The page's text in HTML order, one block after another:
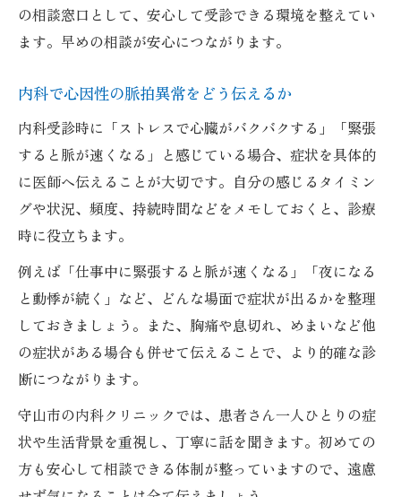
の相談窓口として、安心して受診できる環境を整えてい
ます。早めの相談が安心につながります。
内科で心因性の脈拍異常をどう伝えるか
内科受診時に「ストレスで心臓がバクバクする」「緊張
すると脈が速くなる」と感じている場合、症状を具体的
に医師へ伝えることが大切です。自分の感じるタイミン
グや状況、頻度、持続時間などをメモしておくと、診療
時に役立ちます。
例えば「仕事中に緊張すると脈が速くなる」「夜になる
と動悸が続く」など、どんな場面で症状が出るかを整理
しておきましょう。また、胸痛や息切れ、めまいなど他
の症状がある場合も併せて伝えることで、より的確な診
断につながります。
守山市の内科クリニックでは、患者さん一人ひとりの症
状や生活背景を重視し、丁寧に話を聞きます。初めての
方も安心して相談できる体制が整っていますので、遠慮